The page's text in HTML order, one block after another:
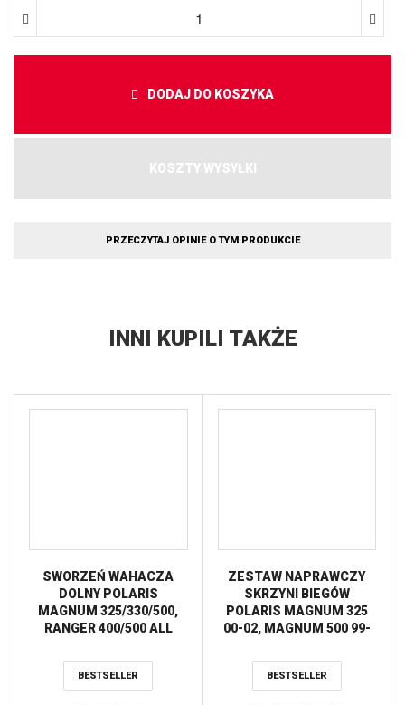
DODAJ DO KOSZYKA
KOSZTY WYSYŁKI
PRZECZYTAJ OPINIE O TYM PRODUKCIE
INNI KUPILI TAKŻE
SWORZEŃ WAHACZA
DOLNY POLARIS
MAGNUM 325/330/500,
RANGER 400/500 ALL
BESTSELLER
ZESTAW NAPRAWCZY
SKRZYNI BIEGÓW
POLARIS MAGNUM 325
00-02, MAGNUM 500 99-
BESTSELLER